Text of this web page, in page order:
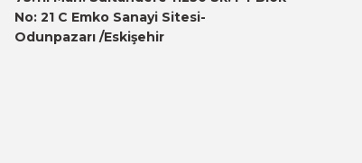
No: 21 C Emko Sanayi Sitesi-
Odunpazarı /Eskişehir